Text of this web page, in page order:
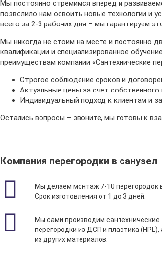
Мы постоянно стремимся вперед и
позволило нам освоить новые технологии и
всего за 2-3 рабочих дня – мы гарантируем
Мы никогда не стоим на месте и постоянно
квалификации и специализированное
преимуществам компании «Сантехнические
Строгое соблюдение сроков и
Актуальные цены за счет собственного
Индивидуальный подход к клиентам и
Остались вопросы – звоните, мы готовы к
Компания перегородки в санузел
Мы делаем монтаж 7-10 перегородок
Срок изготовления от 1 до 3 дней.
Мы сами производим сантехнические
перегородки из ДСП и пластика (HPL),
из других материалов.